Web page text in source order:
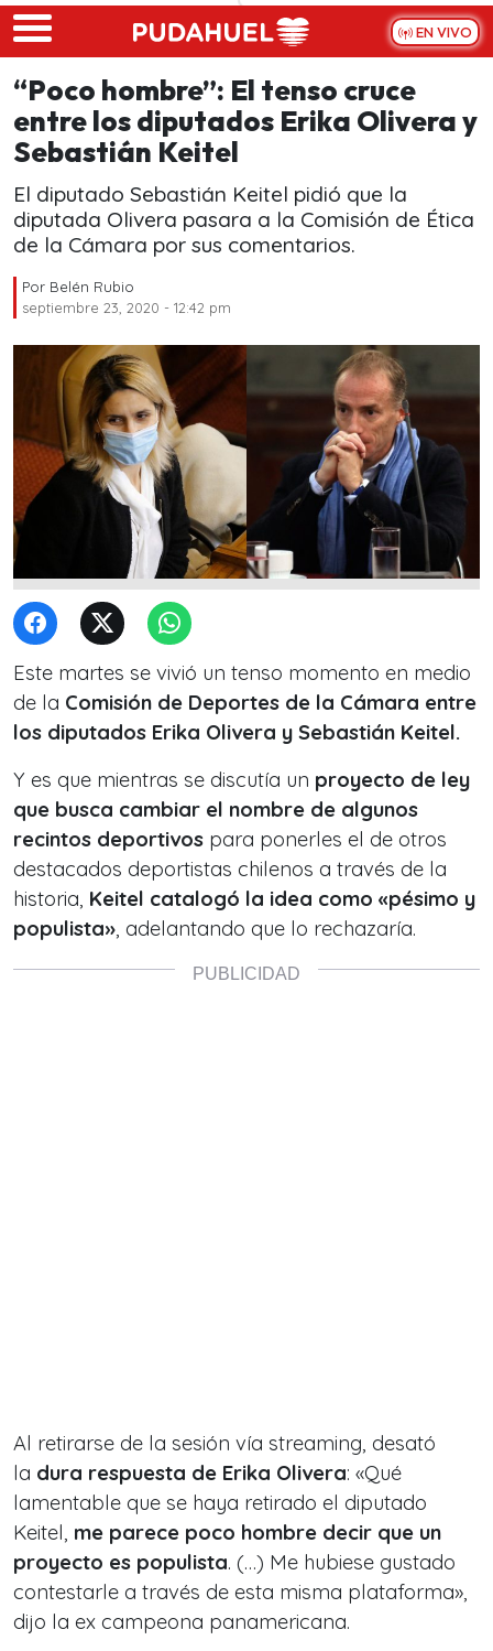
Skip to main content
EN VIVO
“Poco hombre”: El tenso cruce
entre los diputados Erika Olivera y
Sebastián Keitel
El diputado Sebastián Keitel pidió que la
diputada Olivera pasara a la Comisión de Ética
de la Cámara por sus comentarios.
Por Belén Rubio
septiembre 23, 2020 - 12:42 pm
Este martes se vivió un tenso momento en medio
de la Comisión de Deportes de la Cámara entre
los diputados Erika Olivera y Sebastián Keitel.
Y es que mientras se discutía un proyecto de ley
que busca cambiar el nombre de algunos
recintos deportivos para ponerles el de otros
destacados deportistas chilenos a través de la
historia, Keitel catalogó la idea como «pésimo y
populista» , adelantando que lo rechazaría.
Al retirarse de la sesión vía streaming, desató
la dura respuesta de Erika Olivera: «Qué
lamentable que se haya retirado el diputado
Keitel, me parece poco hombre decir que un
proyecto es populista. (…) Me hubiese gustado
contestarle a través de esta misma plataforma»,
dijo la ex campeona panamericana.